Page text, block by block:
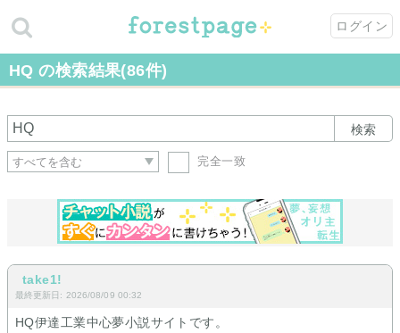
ログイン
HQ の検索結果(86件)
検索
完全一致
take1!
最終更新日: 2026/08/09 00:32
HQ伊達工業中心夢小説サイトです。